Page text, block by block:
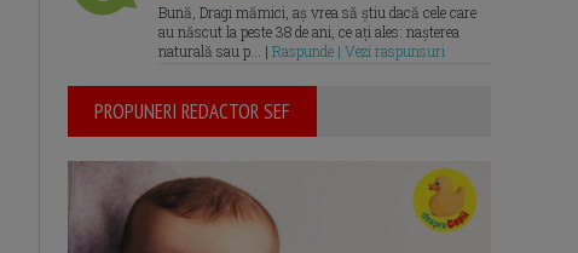
Bună, Dragi mămici, aș vrea să știu dacă cele care
au născut la peste 38 de ani, ce ați ales: nașterea
naturală sau p... | Raspunde | Vezi raspunsuri
PROPUNERI REDACTOR SEF